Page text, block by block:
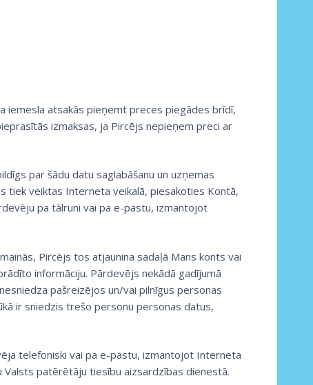
iemesla atsakās pieņemt preces piegādes brīdī,
izmaksas, ja Pircējs nepieņem preci ar
par šādu datu saglabāšanu un uzņemas
tiek veiktas Interneta veikalā, piesakoties Kontā,
pa tālruni vai pa e-pastu, izmantojot
Pircējs tos atjaunina sadaļā Mans konts vai
informāciju. Pārdevējs nekādā gadījumā
pašreizējos un/vai pilnīgus personas
ir sniedzis trešo personu personas datus,
telefoniski vai pa e-pastu, izmantojot Interneta
Valsts patērētāju tiesību aizsardzības dienestā.